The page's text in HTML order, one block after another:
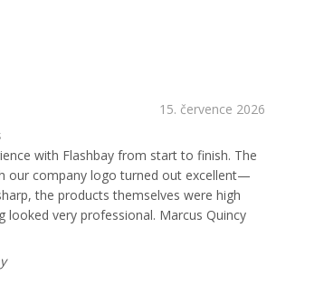
15. července 2026
with Flashbay from start to finish. The
our company logo turned out excellent—
the products themselves were high
looked very professional. Marcus Quincy
the process. He was responsive,
made sure everything went smoothly. His
to detail made the experience